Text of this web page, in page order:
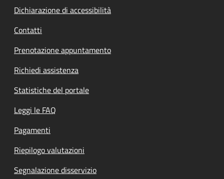
Dichiarazione di accessibilità
Contatti
Prenotazione appuntamento
Richiedi assistenza
Statistiche del portale
Leggi le FAQ
Pagamenti
Riepilogo valutazioni
Segnalazione disservizio